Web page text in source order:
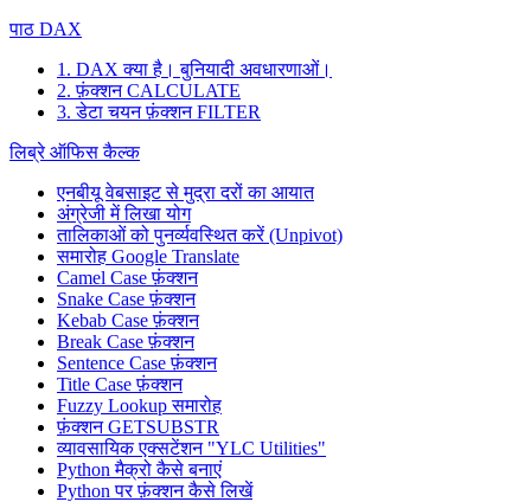
पाठ DAX
1. DAX क्या है। बुनियादी अवधारणाओं।
2. फ़ंक्शन CALCULATE
3. डेटा चयन फ़ंक्शन FILTER
लिब्रे ऑफिस कैल्क
एनबीयू वेबसाइट से मुद्रा दरों का आयात
अंग्रेजी में लिखा योग
तालिकाओं को पुनर्व्यवस्थित करें (Unpivot)
समारोह Google Translate
Camel Case फ़ंक्शन
Snake Case फ़ंक्शन
Kebab Case फ़ंक्शन
Break Case फ़ंक्शन
Sentence Case फ़ंक्शन
Title Case फ़ंक्शन
Fuzzy Lookupसमारोह
फ़ंक्शन GETSUBSTR
व्यावसायिक एक्सटेंशन "YLC Utilities"
Python मैक्रो कैसे बनाएं
Python पर फ़ंक्शन कैसे लिखें